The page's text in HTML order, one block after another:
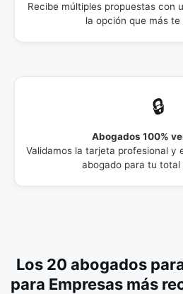
Recibe múltiples propuestas con
la opción que más
🔒
Abogados 100%
Validamos la tarjeta profesional y
abogado para tu
Los 20 abogados
para Empresas más